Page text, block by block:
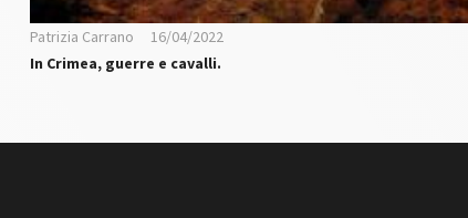
Patrizia Carrano
16/04/2022
In Crimea, guerre e cavalli.